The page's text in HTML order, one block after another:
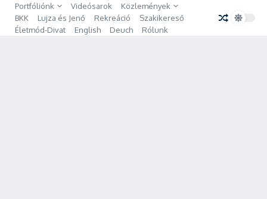
Ugrás a tartalomhoz
Portfóliónk Videósarok
Közlemények
BKK
Lujza és Jenő Rekreáció
Szakikereső
Életmód-Divat
English Deuch Rólunk